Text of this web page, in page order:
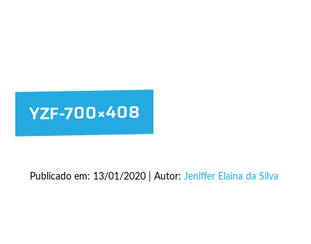
YZF-700×408
Publicado em: 13/01/2020 | Autor: Jeniffer Elaina da Silva